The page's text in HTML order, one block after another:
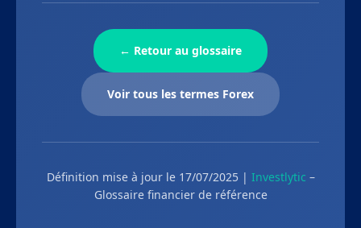
← Retour au glossaire
Voir tous les termes Forex
Définition mise à jour le 17/07/2025 | Investlytic –
Glossaire financier de référence